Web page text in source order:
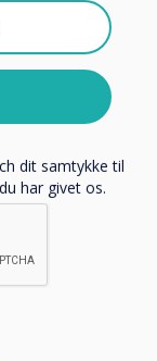
for the
fra
og
dit samtykke til
har givet os.